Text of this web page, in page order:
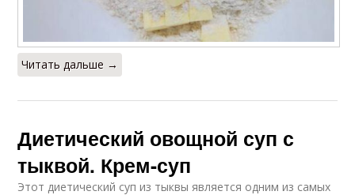
Читать дальше →
Диетический овощной суп с
тыквой. Крем-суп
Этот диетический суп из тыквы является одним из самых